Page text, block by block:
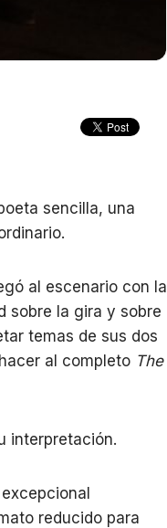
sencilla, una
al escenario con la
sobre la gira y sobre
temas de sus dos
al completo The
interpretación.
reducido para